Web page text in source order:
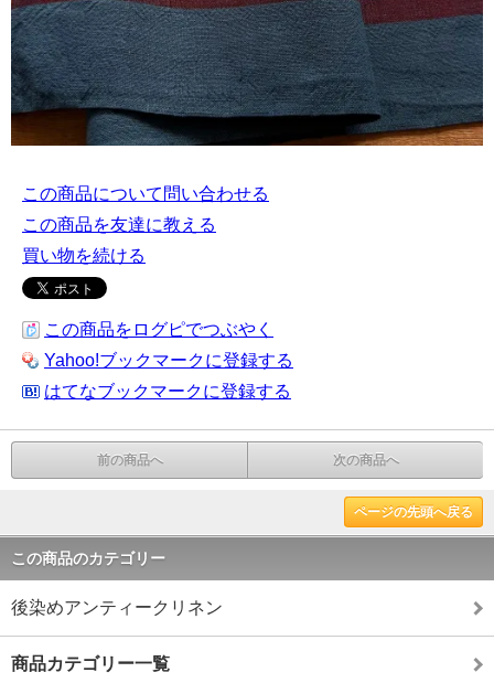
この商品について問い合わせる
この商品を友達に教える
買い物を続ける
この商品をログピでつぶやく
Yahoo!ブックマークに登録する
はてなブックマークに登録する
前の商品へ 次の商品へ
ページの先頭へ戻る
この商品のカテゴリー
後染めアンティークリネン
商品カテゴリー一覧